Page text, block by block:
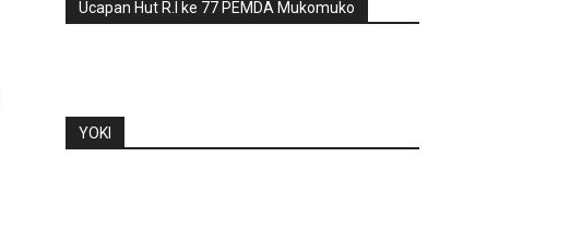
Ucapan Hut R.I ke 77 PEMDA Mukomuko
YOKI